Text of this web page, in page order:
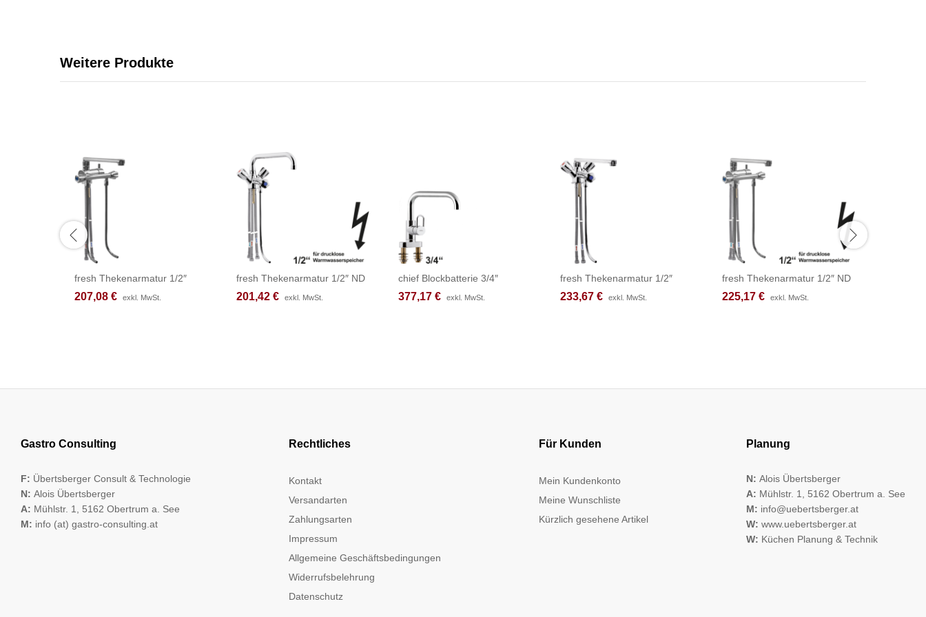
Weitere Produkte
fresh Thekenarmatur 1/2″
207,08 € exkl. MwSt.
207,08 € exkl. MwSt.
fresh Thekenarmatur 1/2″ ND
201,42 € exkl. MwSt.
201,42 € exkl. MwSt.
chief Blockbatterie 3/4″
377,17 € exkl. MwSt.
377,17 € exkl. MwSt.
fresh Thekenarmatur 1/2″
233,67 € exkl. MwSt.
233,67 € exkl. MwSt.
fresh Thekenarmatur 1/2″ ND
225,17 € exkl. MwSt.
225,17 € exkl. MwSt.
Gastro Consulting
F: Übertsberger Consult & Technologie
N: Alois Übertsberger
A: Mühlstr. 1, 5162 Obertrum a. See
M: info (at) gastro-consulting.at
Rechtliches
Kontakt
Versandarten
Zahlungsarten
Impressum
Allgemeine Geschäftsbedingungen
Widerrufsbelehrung
Datenschutz
Für Kunden
Mein Kundenkonto
Meine Wunschliste
Kürzlich gesehene Artikel
Planung
N: Alois Übertsberger
A: Mühlstr. 1, 5162 Obertrum a. See
M: info@uebertsberger.at
W: www.uebertsberger.at
W: Küchen Planung & Technik